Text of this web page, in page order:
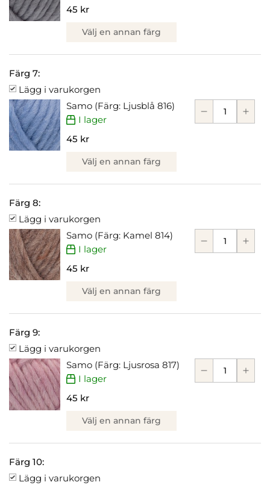
45 kr
Välj en annan färg
Färg 7:
Lägg i varukorgen
Samo (Färg: Ljusblå 816)
I lager
45 kr
Välj en annan färg
Färg 8:
Lägg i varukorgen
Samo (Färg: Kamel 814)
I lager
45 kr
Välj en annan färg
Färg 9:
Lägg i varukorgen
Samo (Färg: Ljusrosa 817)
I lager
45 kr
Välj en annan färg
Färg 10:
Lägg i varukorgen